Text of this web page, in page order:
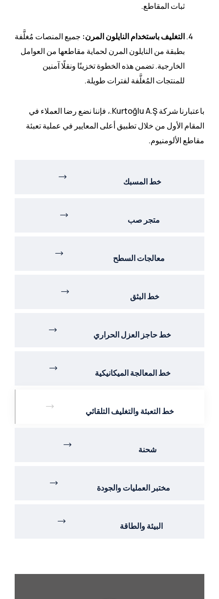
ثبات المقاطع.
التغليف باستخدام النايلون المرن: جميع المنصات مُغلَّفة
بطبقة من النايلون المرن لحماية مقاطعها من العوامل
الخارجية. تضمن هذه الخطوة تخزينًا ونقلًا آمنين
للمنتجات المُغلَّفة لفترات طويلة.
باعتبارنا شركة Kurtoğlu A.Ş.، فإننا نضع رضا العملاء في
المقام الأول من خلال تطبيق أعلى المعايير في عملية تعبئة
مقاطع الألومنيوم.
خط المسبك
متجر صب
معالجات السطح
خط البثق
خط حاجز العزل الحراري
خط المعالجة الميكانيكية
خط التعبئة والتغليف التلقائي
شحنة
مختبر العمليات والجودة
البيئة والطاقة